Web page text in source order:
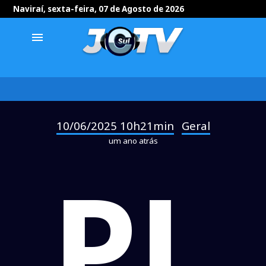
Naviraí, sexta-feira, 07 de Agosto de 2026
menu
10/06/2025 10h21min Geral
um ano atrás